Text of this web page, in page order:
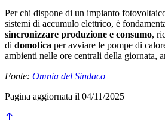
Per chi dispone di un impianto
sistemi di accumulo elettrico, è
sincronizzare produzione e consumo,
di domotica per avviare le pompe di
ambienti nelle ore centrali della giornata,
Fonte: Omnia del Sindaco
Pagina aggiornata il 04/11/2025